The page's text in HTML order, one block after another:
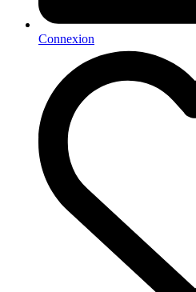
Connexion